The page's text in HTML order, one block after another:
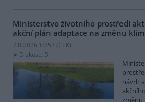
Ministerstvo životního prostředí
akční plán adaptace na změnu
7.8.2026 10:53 (ČTK)
Diskuse: 5
návrh